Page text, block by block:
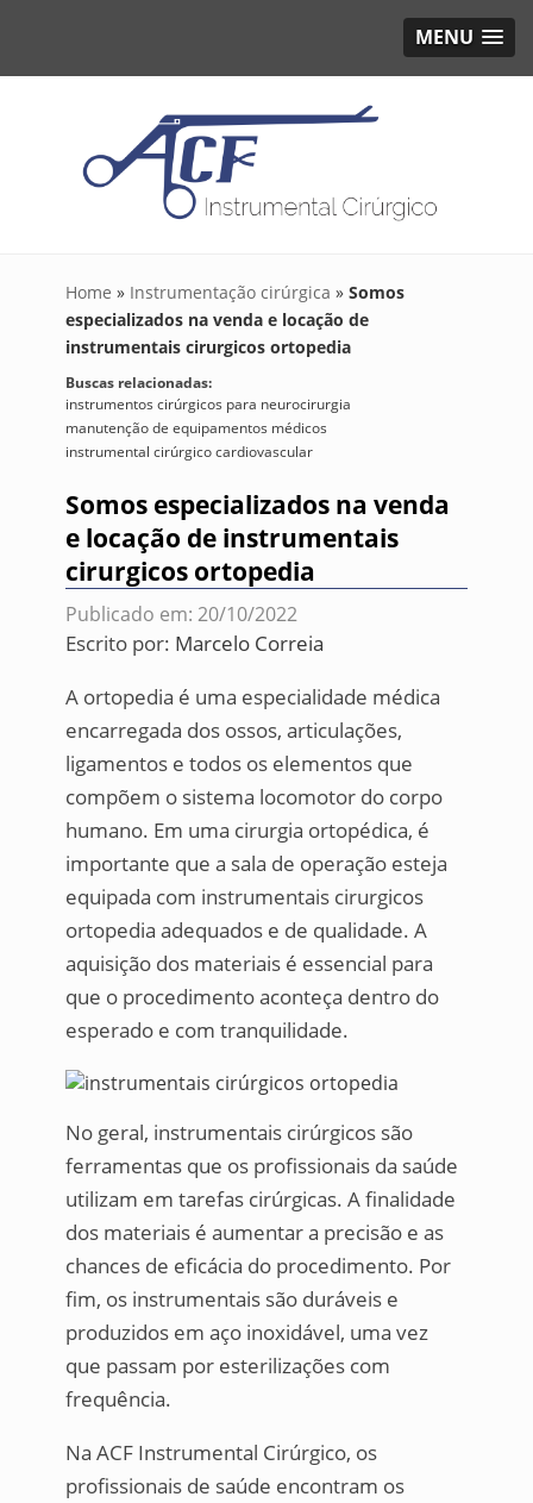
MENU
Home » Instrumentação cirúrgica » Somos
especializados na venda e locação de
instrumentais cirurgicos ortopedia
Buscas relacionadas:
instrumentos cirúrgicos para neurocirurgia
manutenção de equipamentos médicos
instrumental cirúrgico cardiovascular
Somos especializados na venda
e locação de instrumentais
cirurgicos ortopedia
Publicado em: 20/10/2022
Escrito por: Marcelo Correia
A ortopedia é uma especialidade médica
encarregada dos ossos, articulações,
ligamentos e todos os elementos que
compõem o sistema locomotor do corpo
humano. Em uma cirurgia ortopédica, é
importante que a sala de operação esteja
equipada com instrumentais cirurgicos
ortopedia adequados e de qualidade. A
aquisição dos materiais é essencial para
que o procedimento aconteça dentro do
esperado e com tranquilidade.
No geral, instrumentais cirúrgicos são
ferramentas que os profissionais da saúde
utilizam em tarefas cirúrgicas. A finalidade
dos materiais é aumentar a precisão e as
chances de eficácia do procedimento. Por
fim, os instrumentais são duráveis e
produzidos em aço inoxidável, uma vez
que passam por esterilizações com
frequência.
Na ACF Instrumental Cirúrgico, os
profissionais de saúde encontram os